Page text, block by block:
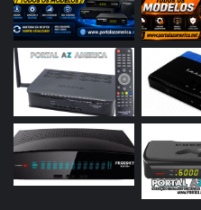
Azamerica
Azamerica
Azamerica
Azamerica
Azamerica
Azamerica
Azamerica